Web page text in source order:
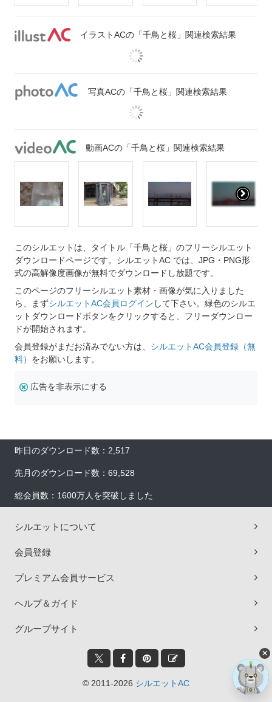
イラストACの「千鳥と桜」関連検索結果
写真ACの「千鳥と桜」関連検索結果
動画ACの「千鳥と桜」関連検索結果
このシルエットは、タイトル「千鳥と桜」のフリーシルエット
ダウンロードページです。シルエットAC では、JPG・PNG形
式の高解像度画像が無料でダウンロードし放題です。
このページのフリーシルエット素材・画像が気に入りました
ら、まずシルエットAC会員ログイン して下さい。緑色のシルエ
ットダウンロードボタンをクリックすると、フリーダウンロー
ドが開始されます。
会員登録がまだお済みでない方は、 シルエットAC会員登録（無
料） をお願いします。
広告を非表示にする
昨日のダウンロード数：2,517
先月のダウンロード数：69,528
総会員数：1600万人を突破しました
シルエットについて
会員登録
プレミアム会員サービス
ヘルプ＆ガイド
グループサイト
© 2011-2026 シルエットAC
×